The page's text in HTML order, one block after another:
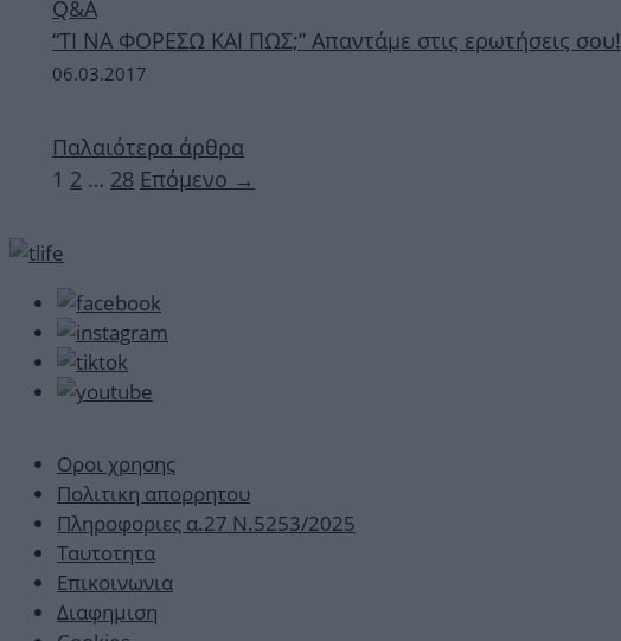
Q&A
“ΤΙ ΝΑ ΦΟΡΕΣΩ ΚΑΙ ΠΩΣ;” Απαντάμε στις ερωτήσεις σου!
06.03.2017
Παλαιότερα άρθρα
Σελίδα
1 Σελίδα
2 … Σελίδα
28 Επόμενο →
Οροι χρησης
Πολιτικη απορρητου
Πληροφοριες α.27 Ν.5253/2025
Ταυτοτητα
Επικοινωνια
Διαφημιση